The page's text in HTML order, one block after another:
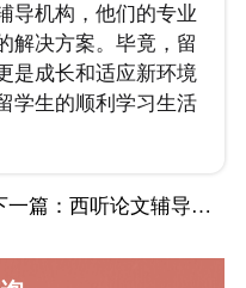
导机构，他们的专业
解决方案。毕竟，留
是成长和适应新环境
学生的顺利学习生活
一篇 ：西听论文辅导：手把手教你直接引用和间接引…